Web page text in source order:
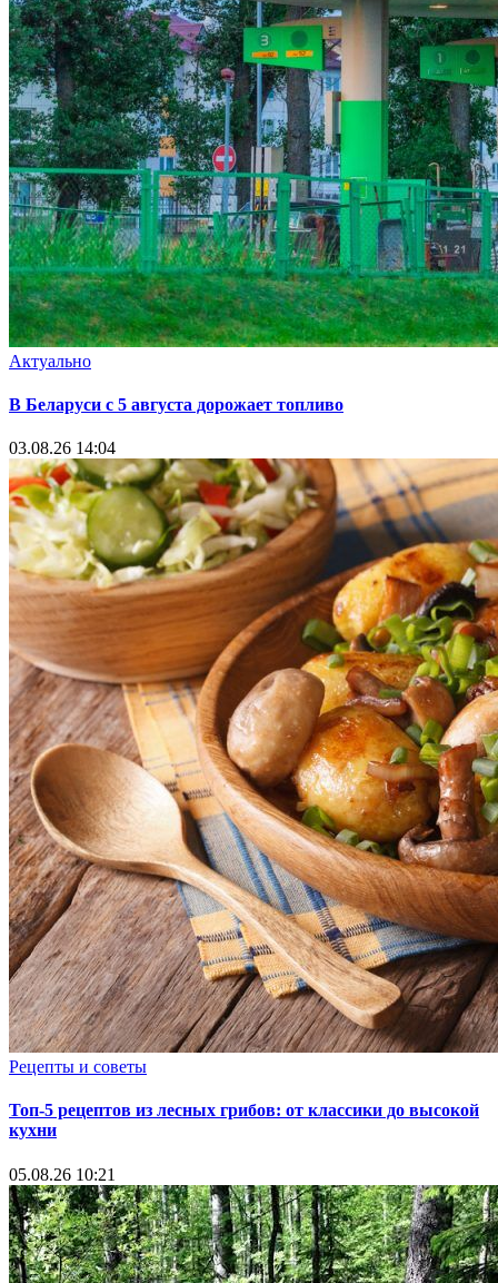
Актуально
В Беларуси с 5 августа дорожает топливо
03.08.26 14:04
Рецепты и советы
Топ-5 рецептов из лесных грибов: от классики до высокой
кухни
05.08.26 10:21